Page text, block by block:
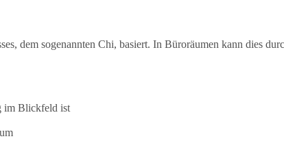
dem sogenannten Chi, basiert. In Büroräumen kann dies
im Blickfeld ist